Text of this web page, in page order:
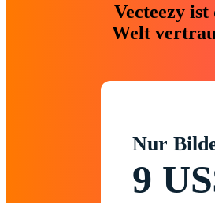
Vecteezy
Welt
Nur
9